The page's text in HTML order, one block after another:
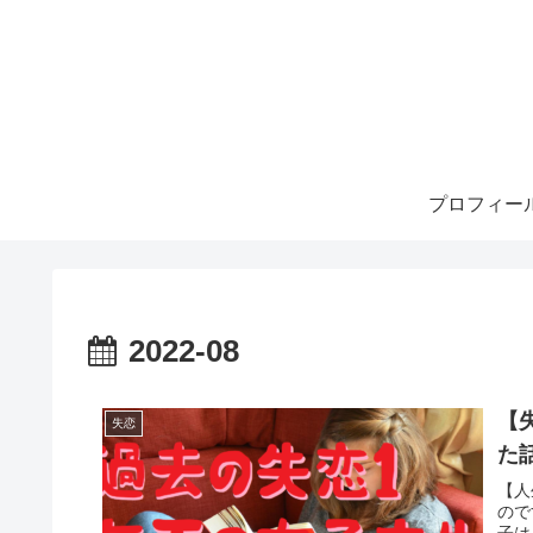
プロフィー
2022-08
失恋
た
【
の